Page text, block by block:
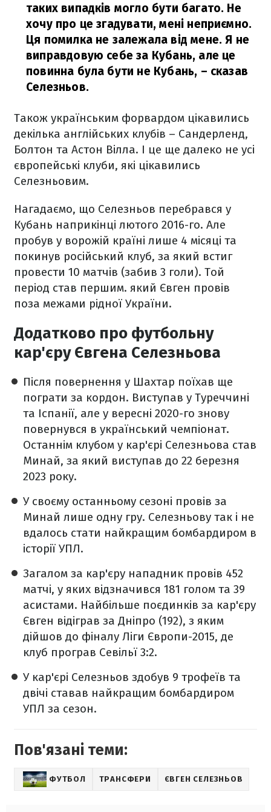
таких випадків могло бути багато. Не
хочу про це згадувати, мені неприємно.
Ця помилка не залежала від мене. Я не
виправдовую себе за Кубань, але це
повинна була бути не Кубань, – сказав
Селезньов.
Також українським форвардом цікавились
декілька англійських клубів – Сандерленд,
Болтон та Астон Вілла. І це ще далеко не усі
європейські клуби, які цікавились
Селезньовим.
Нагадаємо, що Селезньов перебрався у
Кубань наприкінці лютого 2016-го. Але
пробув у ворожій країні лише 4 місяці та
покинув російський клуб, за який встиг
провести 10 матчів (забив 3 голи). Той
період став першим. який Євген провів
поза межами рідної України.
Додатково про футбольну
кар'єру Євгена Селезньова
Після повернення у Шахтар поїхав ще
пограти за кордон. Виступав у Туреччині
та Іспанії, але у вересні 2020-го знову
повернувся в український чемпіонат.
Останнім клубом у кар'єрі Селезньова став
Минай, за який виступав до 22 березня
2023 року.
У своєму останньому сезоні провів за
Минай лише одну гру. Селезньову так і не
вдалось стати найкращим бомбардиром в
історії УПЛ.
Загалом за кар'єру нападник провів 452
матчі, у яких відзначився 181 голом та 39
асистами. Найбільше поєдинків за кар'єру
Євген відіграв за Дніпро (192), з яким
дійшов до фіналу Ліги Європи-2015, де
клуб програв Севільї 3:2.
У кар'єрі Селезньов здобув 9 трофеїв та
двічі ставав найкращим бомбардиром
УПЛ за сезон.
Пов'язані теми:
ФУТБОЛ ТРАНСФЕРИ ЄВГЕН СЕЛЕЗНЬОВ